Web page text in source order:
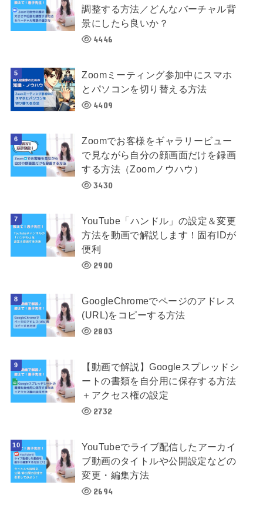
調整する方法／どんなバーチャル背
景にしたら良いか？
4446
Zoomミーティング参加中にスマホ
とパソコンを切り替える方法
4409
Zoomでお客様をギャラリービュー
で見ながら自分の顔画面だけを録画
する方法（Zoomノウハウ）
3430
YouTube「ハンドル」の設定＆変更
方法を動画で解説します！固有IDが
便利
2900
GoogleChromeでページのアドレス
(URL)をコピーする方法
2803
【動画で解説】Googleスプレッドシ
ートの書類を自分用に保存する方法
＋アクセス権の設定
2732
YouTubeでライブ配信したアーカイ
ブ動画のタイトルや公開設定などの
変更・編集方法
2694